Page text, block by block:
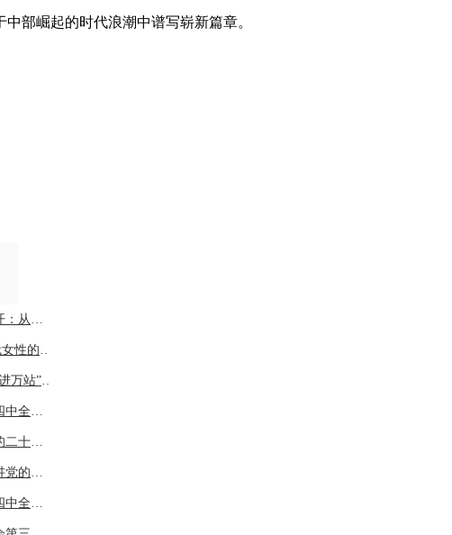
部崛起的时代浪潮中谱写崭新篇章。
常治长效
辣味传承
兴村举行
精神
座谈活动
会精神
精神